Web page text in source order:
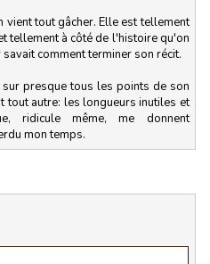
vient tout gâcher. Elle est tellement
tellement à côté de l'histoire qu'on
comment terminer son récit.
sur presque tous les points de son
tout autre: les longueurs inutiles et
ridicule même, me donnent
mon temps.